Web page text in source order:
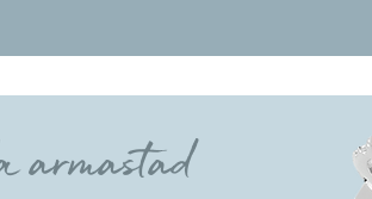
armastad